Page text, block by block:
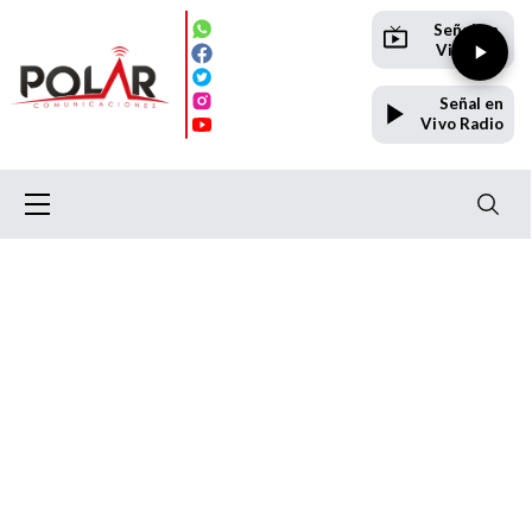
Señal en
Vivo TV
Señal en
Vivo Radio